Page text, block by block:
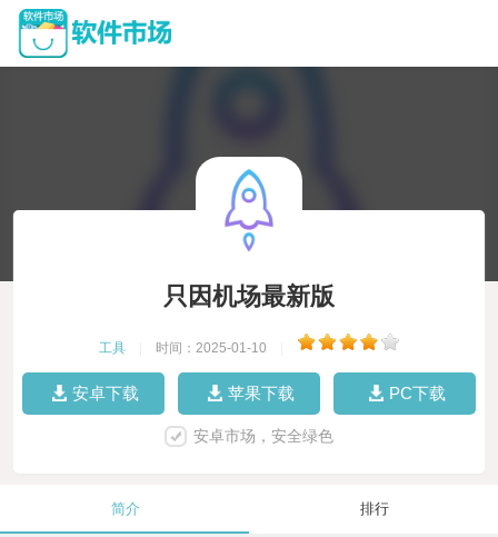
只因机场最新版
工具 时间：2025-01-10
安卓下载 苹果下载 PC下载
安卓市场，安全绿色
简介 排行